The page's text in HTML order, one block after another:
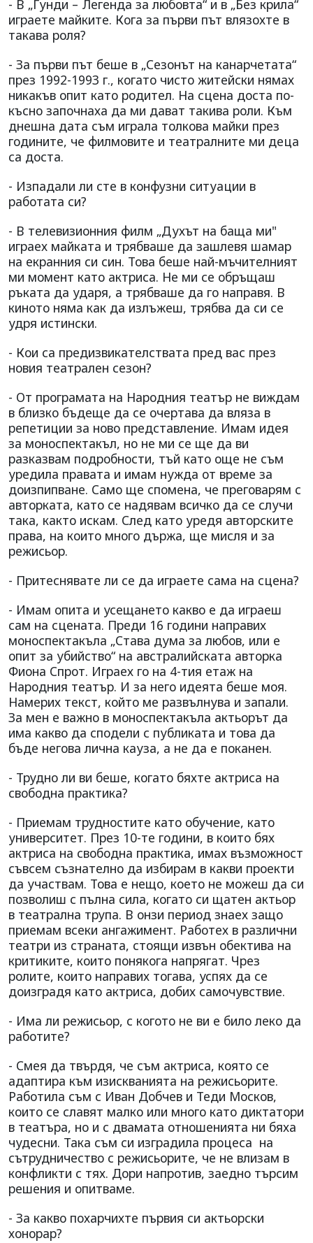
- В „Гунди – Легенда за любовта“ и в „Без крила“
играете майките. Кога за първи път влязохте в
такава роля?
- За първи път беше в „Сезонът на канарчетата“
през 1992-1993 г., когато чисто житейски нямах
никакъв опит като родител. На сцена доста по-
късно започнаха да ми дават такива роли. Към
днешна дата съм играла толкова майки през
годините, че филмовите и театралните ми деца
са доста.
- Изпадали ли сте в конфузни ситуации в
работата си?
- В телевизионния филм „Духът на баща ми"
играех майката и трябваше да зашлевя шамар
на екранния си син. Това беше най-мъчителният
ми момент като актриса. Не ми се обръщаш
ръката да ударя, а трябваше да го направя. В
киното няма как да излъжеш, трябва да си се
удря истински.
- Кои са предизвикателствата пред вас през
новия театрален сезон?
- От програмата на Народния театър не виждам
в близко бъдеще да се очертава да вляза в
репетиции за ново представление. Имам идея
за моноспектакъл, но не ми се ще да ви
разказвам подробности, тъй като още не съм
уредила правата и имам нужда от време за
доизпипване. Само ще спомена, че преговарям с
авторката, като се надявам всичко да се случи
така, както искам. След като уредя авторските
права, на които много държа, ще мисля и за
режисьор.
- Притеснявате ли се да играете сама на сцена?
- Имам опита и усещането какво е да играеш
сам на сцената. Преди 16 години направих
моноспектакъла „Става дума за любов, или е
опит за убийство“ на австралийската авторка
Фиона Спрот. Играех го на 4-тия етаж на
Народния театър. И за него идеята беше моя.
Намерих текст, който ме развълнува и запали.
За мен е важно в моноспектакъла актьорът да
има какво да сподели с публиката и това да
бъде негова лична кауза, а не да е поканен.
- Трудно ли ви беше, когато бяхте актриса на
свободна практика?
- Приемам трудностите като обучение, като
университет. През 10-те години, в които бях
актриса на свободна практика, имах възможност
съвсем съзнателно да избирам в какви проекти
да участвам. Това е нещо, което не можеш да си
позволиш с пълна сила, когато си щатен актьор
в театрална трупа. В онзи период знаех защо
приемам всеки ангажимент. Работех в различни
театри из страната, стоящи извън обектива на
критиките, които понякога напрягат. Чрез
ролите, които направих тогава, успях да се
доизградя като актриса, добих самочувствие.
- Има ли режисьор, с когото не ви е било леко да
работите?
- Смея да твърдя, че съм актриса, която се
адаптира към изискванията на режисьорите.
Работила съм с Иван Добчев и Теди Москов,
които се славят малко или много като диктатори
в театъра, но и с двамата отношенията ни бяха
чудесни. Така съм си изградила процеса на
сътрудничество с режисьорите, че не влизам в
конфликти с тях. Дори напротив, заедно търсим
решения и опитваме.
- За какво похарчихте първия си актьорски
хонорар?